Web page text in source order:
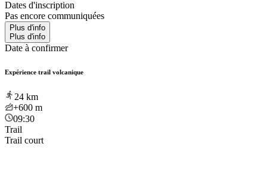
Dates d'inscription
Pas encore communiquées
Plus d'info
Plus d'info
Date à confirmer
Expérience trail volcanique
24 km
+600 m
09:30
Trail
Trail court